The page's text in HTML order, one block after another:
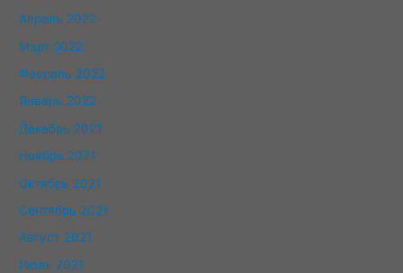
Апрель 2022
Март 2022
Февраль 2022
Январь 2022
Декабрь 2021
Ноябрь 2021
Октябрь 2021
Сентябрь 2021
Август 2021
Июль 2021